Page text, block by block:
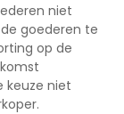
niet
goederen te
op de
keuze niet